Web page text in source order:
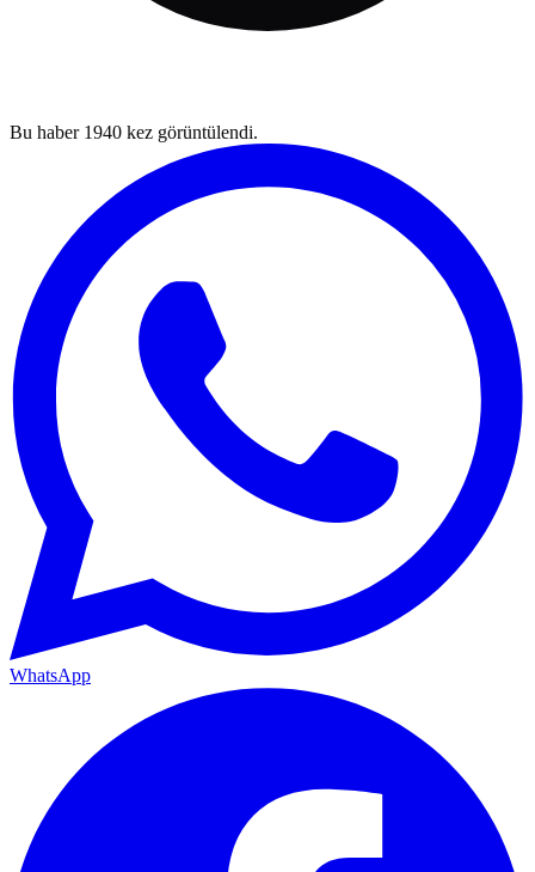
Bu haber 1940 kez görüntülendi.
WhatsApp